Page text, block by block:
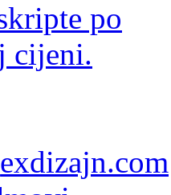
exdizajn.com